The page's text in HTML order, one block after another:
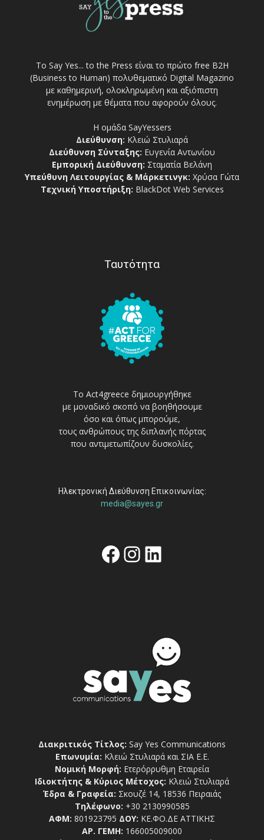
Το Say Yes... to the Press είναι το πρώτο free Β2Η
(Business to Human) πολυθεματικό Digital Magazino
με καθημερινή, ολοκληρωμένη και αξιόπιστη
ενημέρωση με θέματα που αφορούν όλους.
Η ομάδα SayYessers
Διεύθυνση: Κλειώ Στυλιαρά
Διεύθυνση Σύνταξης: Ευγενία Αντωνίου
Εμπορική Διεύθυνση: Σταματία Βελάνη
Υπεύθυνη Λειτουργίας & Μάρκετινγκ: Χρύσα Γώτα
Τεχνική Υποστήριξη: BlackDot Web Services
Ταυτότητα
Το Act4greece δημιουργήθηκε
με μοναδικό σκοπό να βοηθήσουμε
όσο και όπως μπορούμε,
τους ανθρώπους της διπλανής πόρτας
που αντιμετωπίζουν δυσκολίες.
Ηλεκτρονική Διεύθυνση Επικοινωνίας:
media@sayes.gr
Facebook
Instagram
Linkedin
Διακριτικός Τίτλος: Say Yes Communications
Επωνυμία: Κλειώ Στυλιαρά και ΣΙΑ Ε.Ε.
Νομική Μορφή: Ετερόρρυθμη Εταιρεία
Ιδιοκτήτης & Κύριος Μέτοχος: Κλειώ Στυλιαρά
Έδρα & Γραφεία: Σκουζέ 14, 18536 Πειραιάς
Τηλέφωνο: +30 2130990585
ΑΦΜ: 801923795 ΔΟΥ: ΚΕ.ΦΟ.ΔΕ ΑΤΤΙΚΗΣ
ΑΡ. ΓΕΜΗ: 166005009000